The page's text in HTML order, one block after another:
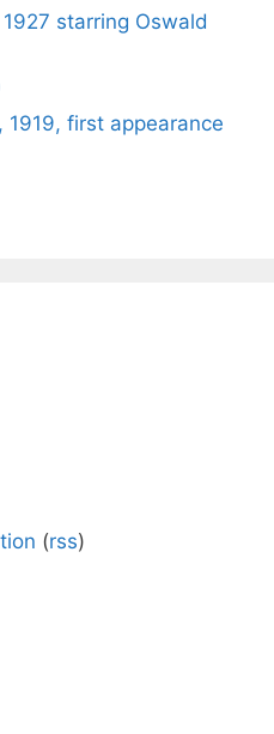
starring Oswald
1919, first appearance
(rss)